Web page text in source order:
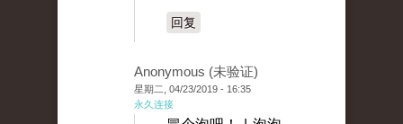
回复
Anonymous (未验证)
星期二, 04/23/2019 - 16:35
永久连接